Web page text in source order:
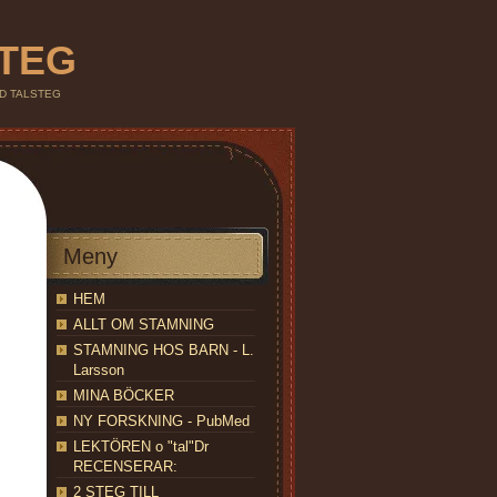
TALSTEG
Meny
HEM
ALLT OM STAMNING
STAMNING HOS BARN - L.
Larsson
MINA BÖCKER
NY FORSKNING - PubMed
LEKTÖREN o "tal"Dr
RECENSERAR:
2 STEG TILL